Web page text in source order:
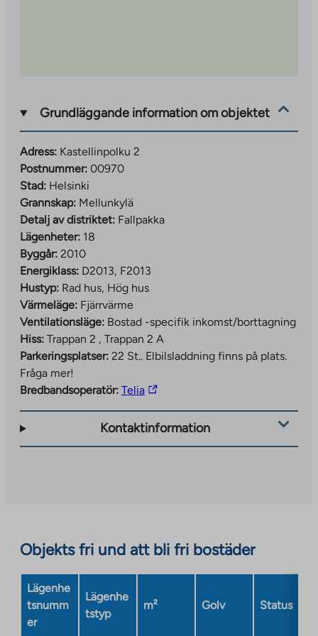
Grundläggande information om objektet
Adress: Kastellinpolku 2
Postnummer: 00970
Stad: Helsinki
Grannskap: Mellunkylä
Detalj av distriktet: Fallpakka
Lägenheter: 18
Byggår: 2010
Energiklass: D2013, F2013
Hustyp: Rad hus, Hög hus
Värmeläge: Fjärrvärme
Ventilationsläge: Bostad -specifik inkomst/borttagning
Hiss: Trappan 2 , Trappan 2 A
Parkeringsplatser: 22 St.. Elbilsladdning finns på plats.
Fråga mer!
Bredbandsoperatör: TeliaThe
takes
opens
in
a
tab
Kontaktinformation
Objekts fri und att bli fri bostäder
Lägenhe
tsnumm
er
Lägenhe
tstyp
m² Golv Status